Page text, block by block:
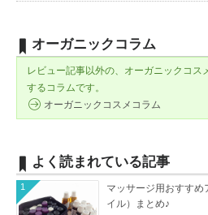
オーガニックコラム
レビュー記事以外の、オーガニックコス
するコラムです。
オーガニックコスメコラム
よく読まれている記事
マッサージ用おすすめ
イル）まとめ♪
1